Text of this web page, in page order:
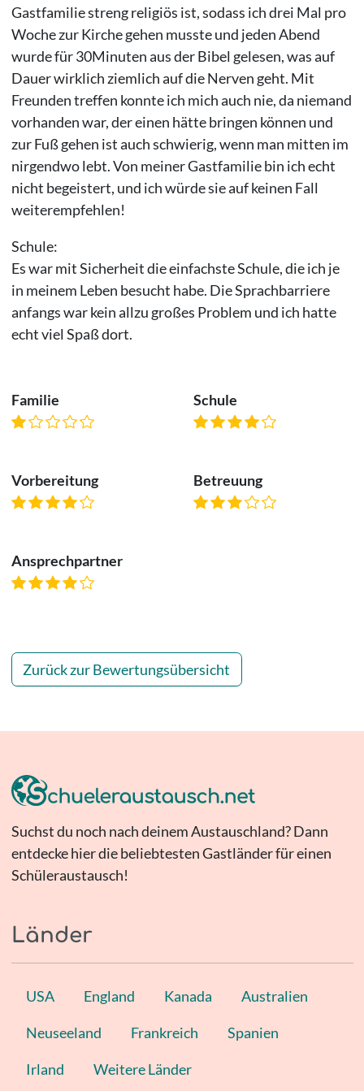
Gastfamilie streng religiös ist, sodass ich drei Mal pro
Woche zur Kirche gehen musste und jeden Abend
wurde für 30Minuten aus der Bibel gelesen, was auf
Dauer wirklich ziemlich auf die Nerven geht. Mit
Freunden treffen konnte ich mich auch nie, da niemand
vorhanden war, der einen hätte bringen können und
zur Fuß gehen ist auch schwierig, wenn man mitten im
nirgendwo lebt. Von meiner Gastfamilie bin ich echt
nicht begeistert, und ich würde sie auf keinen Fall
weiterempfehlen!
Schule:
Es war mit Sicherheit die einfachste Schule, die ich je
in meinem Leben besucht habe. Die Sprachbarriere
anfangs war kein allzu großes Problem und ich hatte
echt viel Spaß dort.
Familie Schule
Vorbereitung Betreuung
Ansprechpartner
Zurück zur Bewertungsübersicht
Suchst du noch nach deinem Austauschland? Dann
entdecke hier die beliebtesten Gastländer für einen
Schüleraustausch!
Länder
USA England Kanada Australien
Neuseeland Frankreich Spanien
Irland Weitere Länder